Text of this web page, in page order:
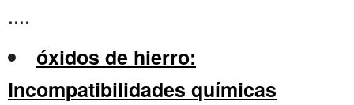
....
óxidos de hierro:
Incompatibilidades químicas